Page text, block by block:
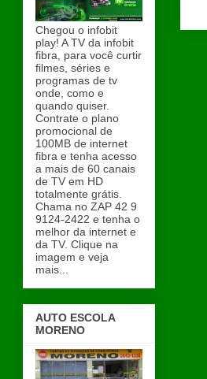
Chegou o infobit
play! A TV da infobit
fibra, para você curtir
filmes, séries e
programas de tv
onde, como e
quando quiser.
Contrate o plano
promocional de
100MB de internet
fibra e tenha acesso
a mais de 60 canais
de TV em HD
totalmente grátis.
Chama no ZAP 42 9
9124-2422 e tenha o
melhor da internet e
da TV. Clique na
imagem e veja
mais...
AUTO ESCOLA
MORENO